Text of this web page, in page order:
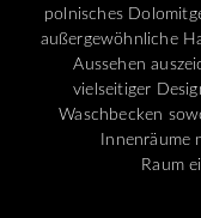
polnisches
außergewöhnliche
Aussehen
vielseitiger
Waschbecken
Innenräume
Raum